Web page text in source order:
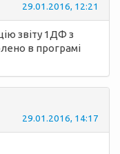
29.01.2016, 12:21
звіту 1ДФ з
в програмі
29.01.2016, 14:17